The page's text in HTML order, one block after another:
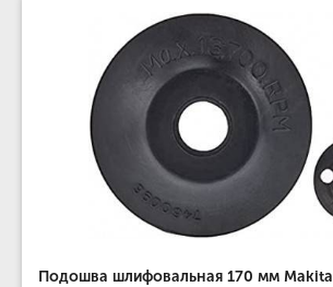
Подошва шлифовальная 170 мм Makita